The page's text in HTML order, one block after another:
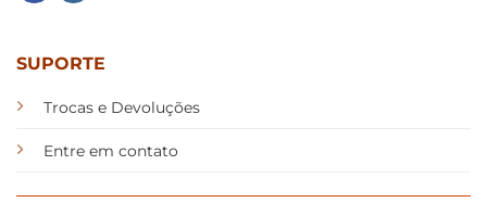
SUPORTE
Trocas e Devoluções
Entre em contato